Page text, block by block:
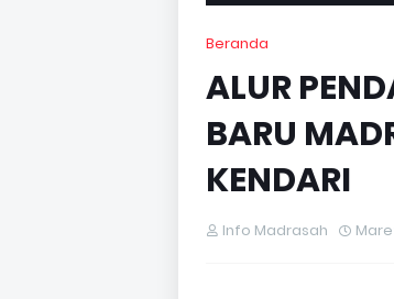
Beranda
ALUR
BARU
KENDARI
Info Madrasah